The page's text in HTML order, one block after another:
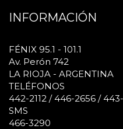
INFORMACIÓN
FÉNIX 95.1 - 101.1
Av. Perón 742
LA RIOJA - ARGENTINA
TELÉFONOS
442-2112 / 446-2656 /
SMS
466-3290